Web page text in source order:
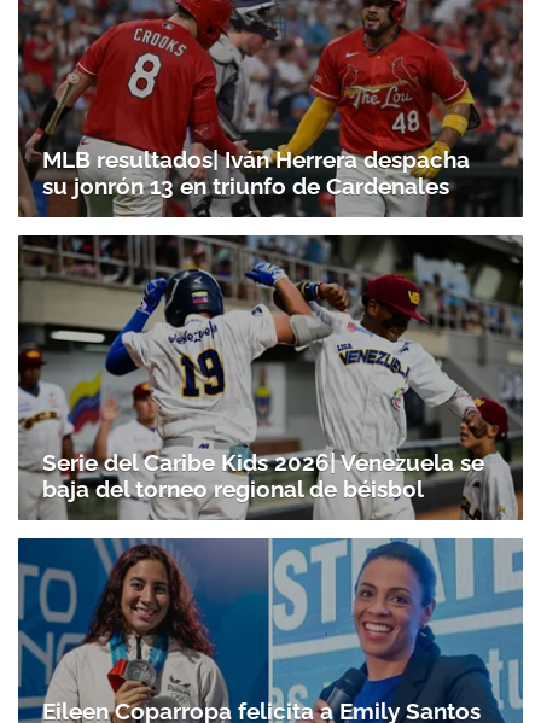
MLB resultados| Iván Herrera despacha
su jonrón 13 en triunfo de Cardenales
Serie del Caribe Kids 2026| Venezuela se
baja del torneo regional de béisbol
Eileen Coparropa felicita a Emily Santos